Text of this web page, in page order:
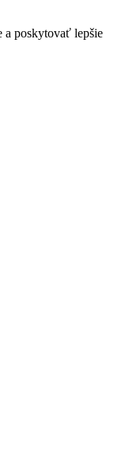
a poskytovať lepšie